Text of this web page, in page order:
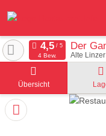
Der
Alte Linzer
4 Bew.
Übersicht